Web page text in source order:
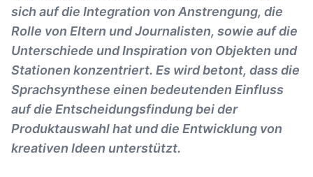
sich auf die Integration von Anstrengung, die
Rolle von Eltern und Journalisten, sowie auf die
Unterschiede und Inspiration von Objekten und
Stationen konzentriert. Es wird betont, dass die
Sprachsynthese einen bedeutenden Einfluss
auf die Entscheidungsfindung bei der
Produktauswahl hat und die Entwicklung von
kreativen Ideen unterstützt.